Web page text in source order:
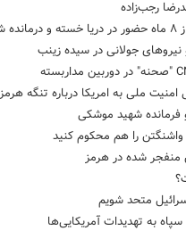
رجب‌زاده
جولانی در سیده زینب
ملی به امریکا درباره تنگه هرمز
فرمانده شهید موشکی
واشنگتن را هم محکوم کنید
منفجر شده در هرمز
متحد شویم
به تهدیدات آمریکایی‌ها